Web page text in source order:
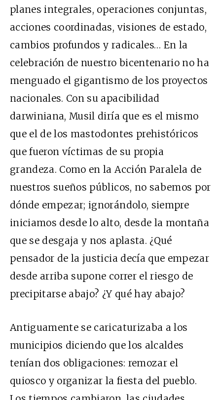
planes integrales, operaciones conjuntas,
acciones coordinadas, visiones de estado,
cambios profundos y radicales… En la
celebración de nuestro bicentenario no ha
menguado el gigantismo de los proyectos
nacionales. Con su apacibilidad
darwiniana, Musil diría que es el mismo
que el de los mastodontes prehistóricos
que fueron víctimas de su propia
grandeza. Como en la Acción Paralela de
nuestros sueños públicos, no sabemos por
dónde empezar; ignorándolo, siempre
iniciamos desde lo alto, desde la montaña
que se desgaja y nos aplasta. ¿Qué
pensador de la justicia decía que empezar
desde arriba supone correr el riesgo de
precipitarse abajo? ¿Y qué hay abajo?
Antiguamente se caricaturizaba a los
municipios diciendo que los alcaldes
tenían dos obligaciones: remozar el
quiosco y organizar la fiesta del pueblo.